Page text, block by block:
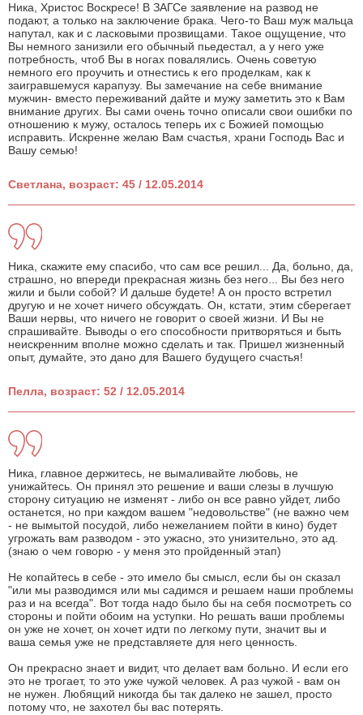
Ника, Христос Воскресе! В ЗАГСе заявление на развод не
подают, а только на заключение брака. Чего-то Ваш муж мальца
напутал, как и с ласковыми прозвищами. Такое ощущение, что
Вы немного занизили его обычный пьедестал, а у него уже
потребность, чтоб Вы в ногах повалялись. Очень советую
немного его проучить и отнестись к его проделкам, как к
заигравшемуся карапузу. Вы замечание на себе внимание
мужчин- вместо переживаний дайте и мужу заметить это к Вам
внимание других. Вы сами очень точно описали свои ошибки по
отношению к мужу, осталось теперь их с Божией помощью
исправить. Искренне желаю Вам счастья, храни Господь Вас и
Вашу семью!
Светлана, возраст: 45 / 12.05.2014
Ника, скажите ему спасибо, что сам все решил... Да, больно, да,
страшно, но впереди прекрасная жизнь без него... Вы без него
жили и были собой? И дальше будете! А он просто встретил
другую и не хочет ничего обсуждать. Он, кстати, этим сберегает
Ваши нервы, что ничего не говорит о своей жизни. И Вы не
спрашивайте. Выводы о его способности притворяться и быть
неискренним вполне можно сделать и так. Пришел жизненный
опыт, думайте, это дано для Вашего будущего счастья!
Пелла, возраст: 52 / 12.05.2014
Ника, главное держитесь, не вымаливайте любовь, не
унижайтесь. Он принял это решение и ваши слезы в лучшую
сторону ситуацию не изменят - либо он все равно уйдет, либо
останется, но при каждом вашем "недовольстве" (не важно чем
- не вымытой посудой, либо нежеланием пойти в кино) будет
угрожать вам разводом - это ужасно, это унизительно, это ад.
(знаю о чем говорю - у меня это пройденный этап)
Не копайтесь в себе - это имело бы смысл, если бы он сказал
"или мы разводимся или мы садимся и решаем наши проблемы
раз и на всегда". Вот тогда надо было бы на себя посмотреть со
стороны и пойти обоим на уступки. Но решать ваши проблемы
он уже не хочет, он хочет идти по легкому пути, значит вы и
ваша семья уже не представляете для него ценность.
Он прекрасно знает и видит, что делает вам больно. И если его
это не трогает, то это уже чужой человек. А раз чужой - вам он
не нужен. Любящий никогда бы так далеко не зашел, просто
потому что, не захотел бы вас потерять.